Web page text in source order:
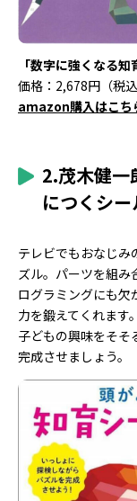
「数字に強くなる知
価格：2,678円（税込
amazon購入はこち
2.茂木健一
につくシ
テレビでもおなじみ
ズル。パーツを組み
ログラミングにも欠
力を鍛えてくれます
子どもの興味をそそ
完成させましょう。